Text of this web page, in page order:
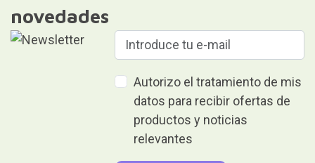
novedades
Autorizo el tratamiento de mis
datos para recibir ofertas de
productos y noticias
relevantes